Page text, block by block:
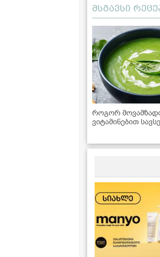
მსგავსი
როგორ
ვიტამინებით
სუპის რეცეპტი